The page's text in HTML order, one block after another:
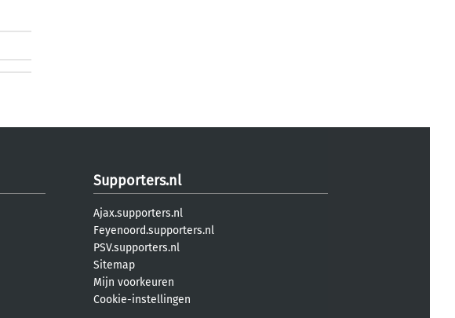
Supporters.nl
Ajax.supporters.nl
Feyenoord.supporters.nl
PSV.supporters.nl
Sitemap
Mijn voorkeuren
Cookie-instellingen